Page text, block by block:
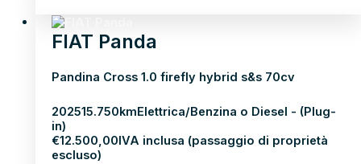
FIAT Panda
Pandina Cross 1.0 firefly hybrid s&s 70cv
202515.750kmElettrica/Benzina o Diesel - (Plug-
in)
€12.500,00 IVA inclusa (passaggio di proprietà
escluso)